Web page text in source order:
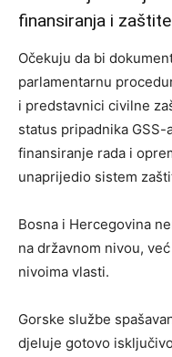
finansiranja i
Očekuju da bi
parlamentarnu
i predstavnici civilne
status pripadnika GSS-
finansiranje rada i
unaprijedio sistem
Bosna i Hercegovina
na državnom nivou,
nivoima vlasti.
Gorske službe
djeluje gotovo